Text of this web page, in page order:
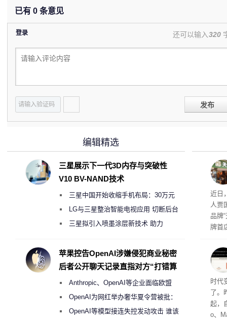
已有 0 条意见
登录 还可以输入320
发布
肉
近日
人贾
品牌
牌首
者
与西
时代
了。
起，
o、
编辑精选
三星展示下一代3D内存与突破性
V10 BV-NAND技术
三星中国开始收缩手机布局：30万元
月销售额不达标门店 将被逐步清退
LG与三星整治智能电视应用 切断后台
偷偷共享带宽的违规行为
三星拟引入喷墨涂层新技术 助力
度
苹果控告OpenAI涉嫌侵犯商业秘密
后者公开聊天记录直指对方“打错算
Anthropic、OpenAI等企业面临欧盟
《人工智能法案》全新执法权限审查
OpenAI为网红举办奢华夏令营被批：
2000美元一晚 遭讽“反乌托邦”
OpenAI等模型接连失控发动攻击 谁该